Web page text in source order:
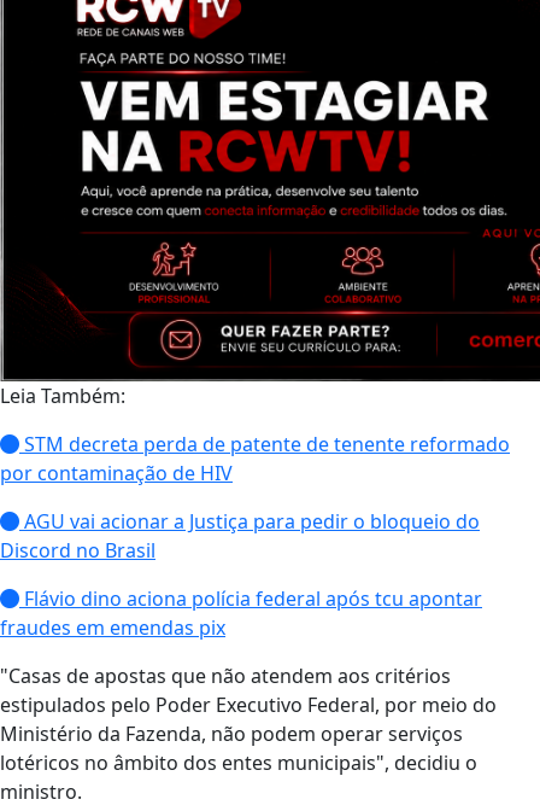
Leia Também:
STM decreta perda de patente de tenente reformado
por contaminação de HIV
AGU vai acionar a Justiça para pedir o bloqueio do
Discord no Brasil
Flávio dino aciona polícia federal após tcu apontar
fraudes em emendas pix
"Casas de apostas que não atendem aos critérios
estipulados pelo Poder Executivo Federal, por meio do
Ministério da Fazenda, não podem operar serviços
lotéricos no âmbito dos entes municipais", decidiu o
ministro.